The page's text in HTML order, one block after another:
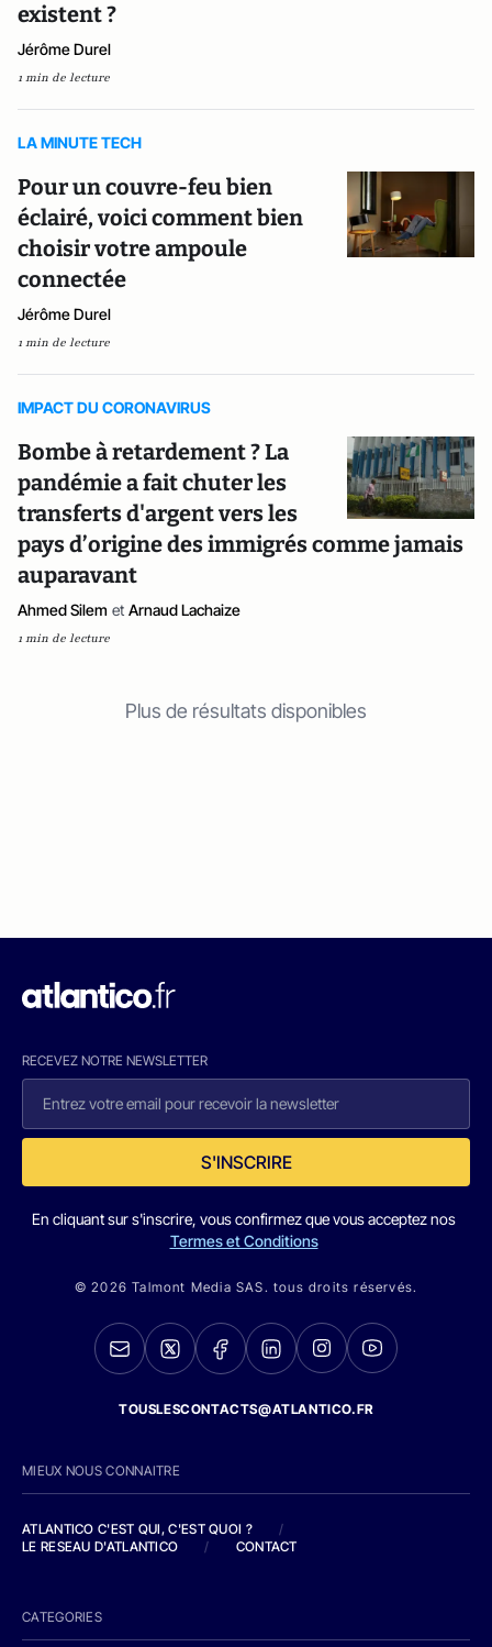
existent ?
Jérôme Durel
1 min de lecture
LA MINUTE TECH
Pour un couvre-feu bien
éclairé, voici comment bien
choisir votre ampoule
connectée
Jérôme Durel
1 min de lecture
IMPACT DU CORONAVIRUS
Bombe à retardement ? La
pandémie a fait chuter les
transferts d'argent vers les
pays d’origine des immigrés comme jamais
auparavant
Ahmed Silem et Arnaud Lachaize
1 min de lecture
Plus de résultats disponibles
RECEVEZ NOTRE NEWSLETTER
S'INSCRIRE
En cliquant sur s'inscrire, vous confirmez que vous acceptez nos
Termes et Conditions
© 2026 Talmont Media SAS. tous droits réservés.
TOUSLESCONTACTS@ATLANTICO.FR
MIEUX NOUS CONNAITRE
ATLANTICO C'EST QUI, C'EST QUOI ?
/
LE RESEAU D'ATLANTICO
/ CONTACT
CATEGORIES